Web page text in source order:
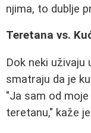
njima, to dublje
Teretana vs.
Dok neki
smatraju da je
"Ja sam od
teretanu," kaže